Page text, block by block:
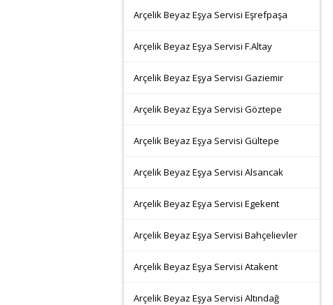
Arçelik Beyaz Eşya Servisi Eşrefpaşa
Arçelik Beyaz Eşya Servisi F.Altay
Arçelik Beyaz Eşya Servisi Gaziemir
Arçelik Beyaz Eşya Servisi Göztepe
Arçelik Beyaz Eşya Servisi Gültepe
Arçelik Beyaz Eşya Servisi Alsancak
Arçelik Beyaz Eşya Servisi Egekent
Arçelik Beyaz Eşya Servisi Bahçelievler
Arçelik Beyaz Eşya Servisi Atakent
Arçelik Beyaz Eşya Servisi Altındağ